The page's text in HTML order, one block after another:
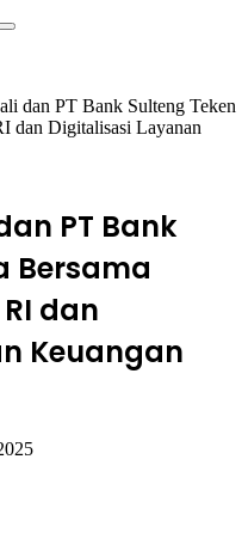
Search
dan PT Bank Sulteng Teken
dan Digitalisasi Layanan
PT Bank
Bersama
dan
Keuangan